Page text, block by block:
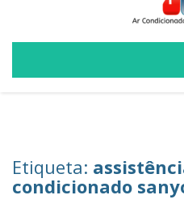
Etiqueta:
condicionado